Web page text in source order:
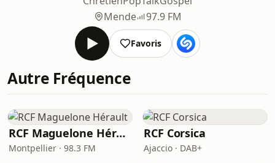
Mende
97.9 FM
Favoris
Autre Fréquence
RCF Maguelone Hérault
Montpellier · 98.3 FM
RCF Corsica
Ajaccio · DAB+